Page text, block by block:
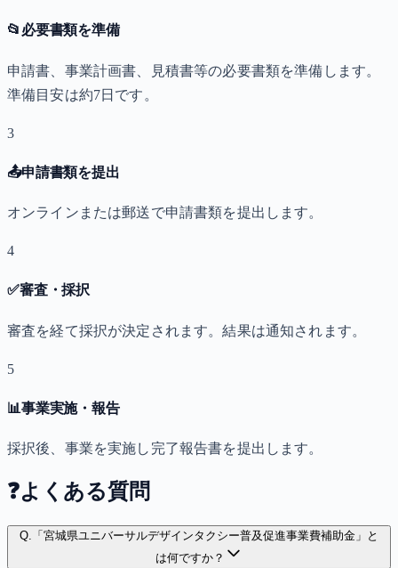
📂 必要書類を準備
申請書、事業計画書、見積書等の必要書類を準備します。
準備目安は約7日です。
3
📤申請書類を提出
オンラインまたは郵送で申請書類を提出します。
4
✅審査・採択
審査を経て採択が決定されます。結果は通知されます。
5
📊事業実施・報告
採択後、事業を実施し完了報告書を提出します。
❓よくある質問
Q. 「宮城県ユニバーサルデザインタクシー普及促進事業費補助金」と
は何ですか？